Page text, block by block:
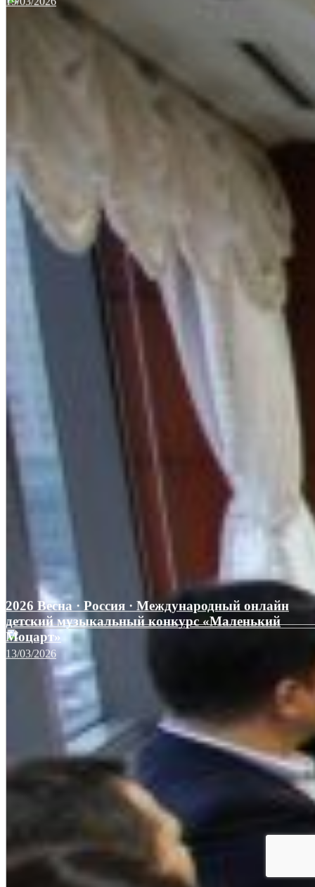
2026 Весна · Россия · Международный онлайн
детский музыкальный конкурс «Маленький
Моцарт»
13/03/2026